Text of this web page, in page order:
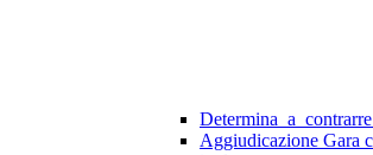
Aggiudicazione Gara